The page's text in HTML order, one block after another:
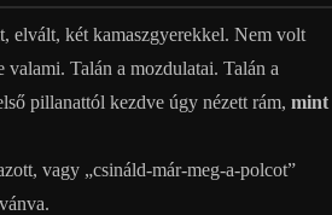
elvált, két kamaszgyerekkel. Nem volt
Talán a mozdulatai. Talán a
pillanattól kezdve úgy nézett rám, mint
vagy „csináld-már-meg-a-polcot”